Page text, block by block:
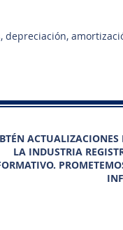
ACTUALIZACIONES
LA INDUSTRIA